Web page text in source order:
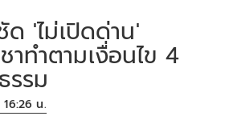
'ไม่เปิดด่าน'
ทำตามเงื่อนไข 4
รรม
น.